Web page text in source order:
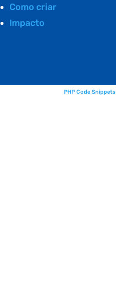
Como criar
Impacto
PHP Code Snippets